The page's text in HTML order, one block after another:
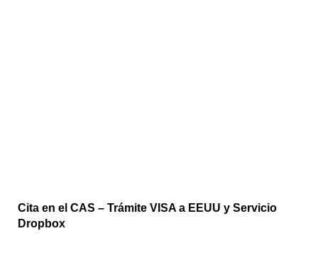
Cita en el CAS – Trámite VISA a EEUU y Servicio
Dropbox